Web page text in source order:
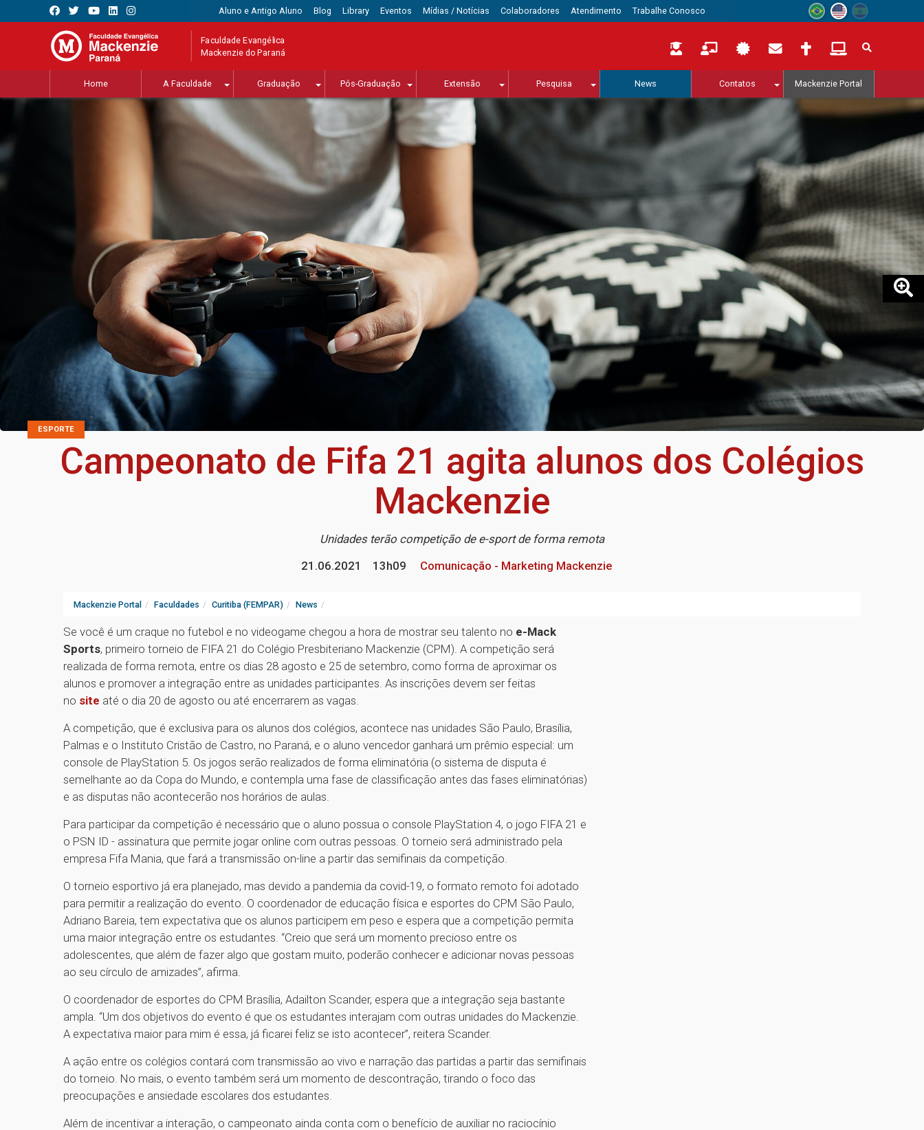
Aluno e Antigo Aluno Blog Library Eventos Mídias / Notícias Colaboradores Atendimento Trabalhe Conosco
Faculdade Evangélica
Mackenzie do Paraná
Home A Faculdade Graduação Pós-Graduação Extensão Pesquisa News Contatos Mackenzie Portal
ESPORTE
Campeonato de Fifa 21 agita alunos dos Colégios
Mackenzie
Unidades terão competição de e-sport de forma remota
21.06.2021
13h09 Comunicação - Marketing Mackenzie
Mackenzie Portal Faculdades Curitiba (FEMPAR) News
Se você é um craque no futebol e no videogame chegou a hora de mostrar seu talento no e-Mack
Sports, primeiro torneio de FIFA 21 do Colégio Presbiteriano Mackenzie (CPM). A competição será
realizada de forma remota, entre os dias 28 agosto e 25 de setembro, como forma de aproximar os
alunos e promover a integração entre as unidades participantes. As inscrições devem ser feitas
no site até o dia 20 de agosto ou até encerrarem as vagas.
A competição, que é exclusiva para os alunos dos colégios, acontece nas unidades São Paulo, Brasília,
Palmas e o Instituto Cristão de Castro, no Paraná, e o aluno vencedor ganhará um prêmio especial: um
console de PlayStation 5. Os jogos serão realizados de forma eliminatória (o sistema de disputa é
semelhante ao da Copa do Mundo, e contempla uma fase de classificação antes das fases eliminatórias)
e as disputas não acontecerão nos horários de aulas.
Para participar da competição é necessário que o aluno possua o console PlayStation 4, o jogo FIFA 21 e
o PSN ID - assinatura que permite jogar online com outras pessoas. O torneio será administrado pela
empresa Fifa Mania, que fará a transmissão on-line a partir das semifinais da competição.
O torneio esportivo já era planejado, mas devido a pandemia da covid-19, o formato remoto foi adotado
para permitir a realização do evento. O coordenador de educação física e esportes do CPM São Paulo,
Adriano Bareia, tem expectativa que os alunos participem em peso e espera que a competição permita
uma maior integração entre os estudantes. “Creio que será um momento precioso entre os
adolescentes, que além de fazer algo que gostam muito, poderão conhecer e adicionar novas pessoas
ao seu círculo de amizades”, afirma.
O coordenador de esportes do CPM Brasília, Adailton Scander, espera que a integração seja bastante
ampla. “Um dos objetivos do evento é que os estudantes interajam com outras unidades do Mackenzie.
A expectativa maior para mim é essa, já ficarei feliz se isto acontecer”, reitera Scander.
A ação entre os colégios contará com transmissão ao vivo e narração das partidas a partir das semifinais
do torneio. No mais, o evento também será um momento de descontração, tirando o foco das
preocupações e ansiedade escolares dos estudantes.
Além de incentivar a interação, o campeonato ainda conta com o benefício de auxiliar no raciocínio